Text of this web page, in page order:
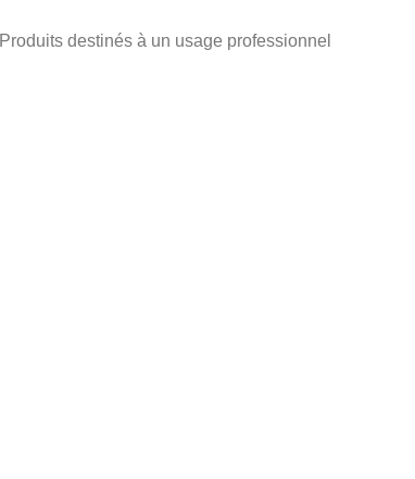
Produits destinés à un usage professionnel